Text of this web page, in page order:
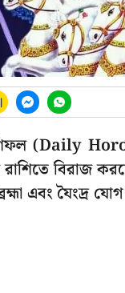
(Daily
বিরাজ
এবং যৈংদ্র